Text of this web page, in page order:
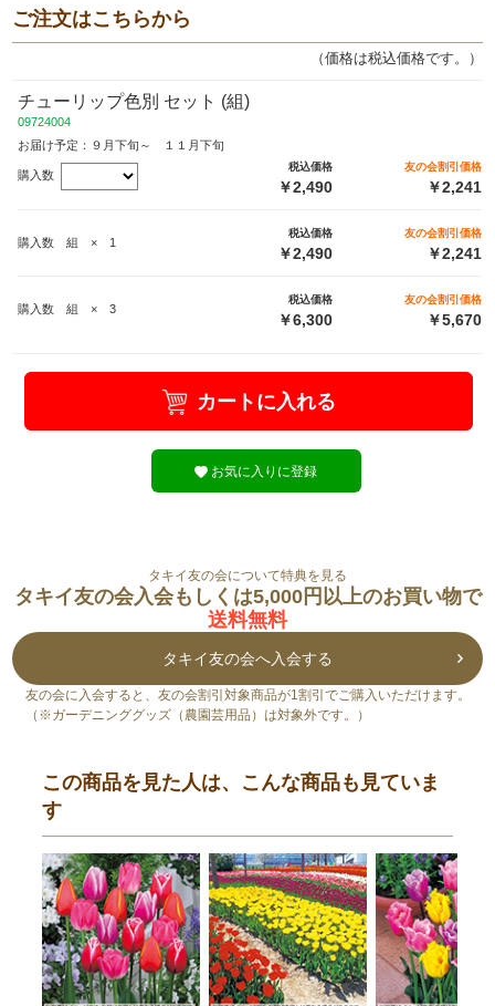
ご注文はこちらから
（価格は税込価格です。）
チューリップ色別 セット (組)
09724004
お届け予定：９月下旬～ １１月下旬
購入数
税込価格
￥2,490
友の会割引価格
￥2,241
購入数 組 × 1
税込価格
￥2,490
友の会割引価格
￥2,241
購入数 組 × 3
税込価格
￥6,300
友の会割引価格
￥5,670
カートに入れる
お気に入りに登録
タキイ友の会について特典を見る
タキイ友の会入会もしくは5,000円以上のお買い物で
送料無料
タキイ友の会へ入会する
友の会に入会すると、友の会割引対象商品が1割引でご購入いただけます。
（※ガーデニンググッズ（農園芸用品）は対象外です。）
この商品を見た人は、こんな商品も見ていま
す